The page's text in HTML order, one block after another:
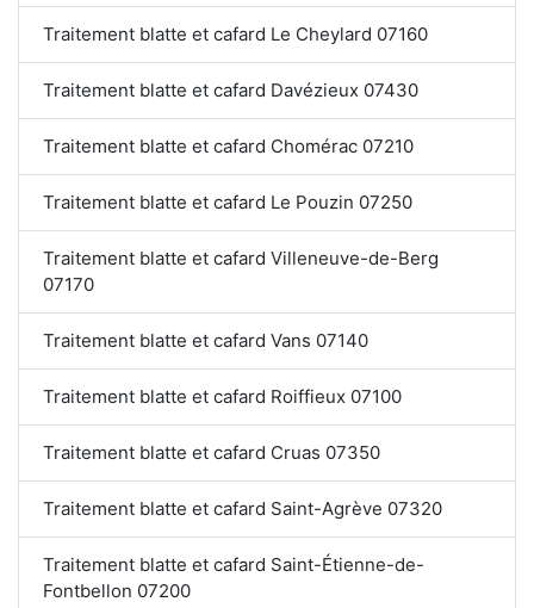
Traitement blatte et cafard Le Cheylard 07160
Traitement blatte et cafard Davézieux 07430
Traitement blatte et cafard Chomérac 07210
Traitement blatte et cafard Le Pouzin 07250
Traitement blatte et cafard Villeneuve-de-Berg
07170
Traitement blatte et cafard Vans 07140
Traitement blatte et cafard Roiffieux 07100
Traitement blatte et cafard Cruas 07350
Traitement blatte et cafard Saint-Agrève 07320
Traitement blatte et cafard Saint-Étienne-de-
Fontbellon 07200